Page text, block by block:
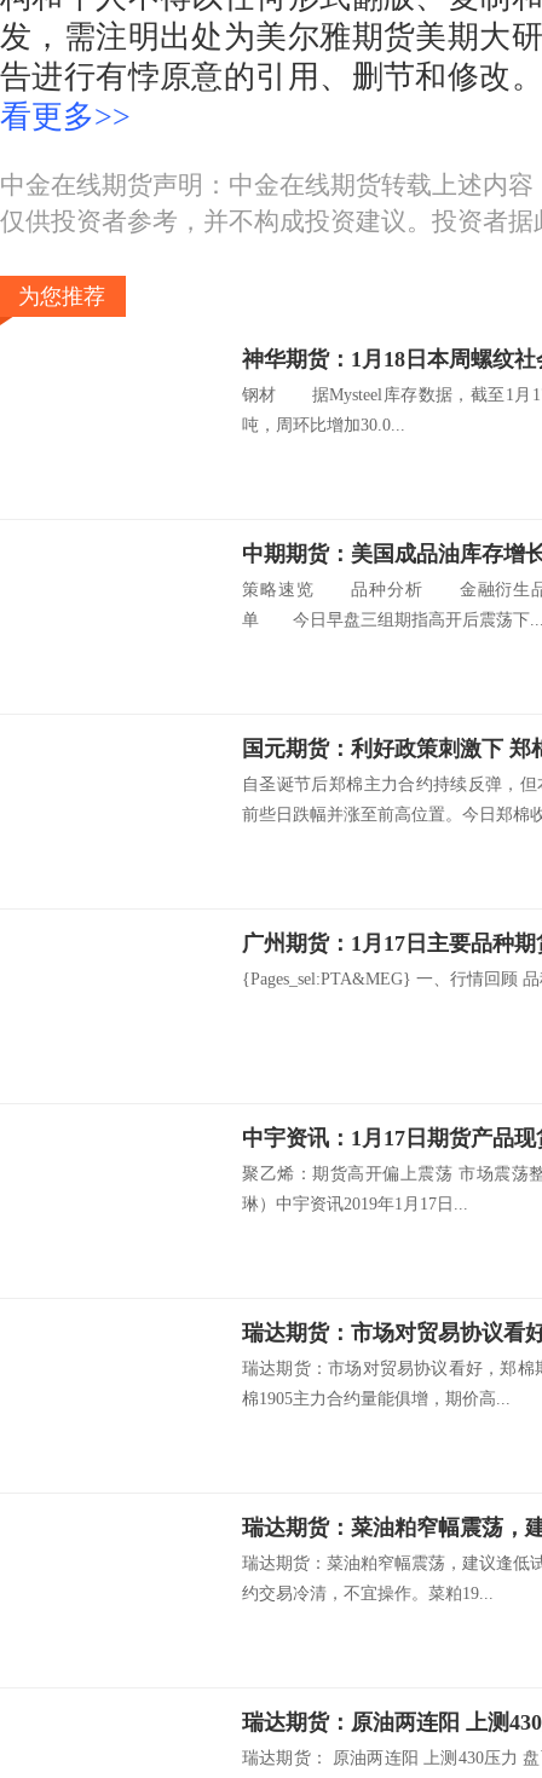
发，需注明出处为美尔雅期货美期大
告进行有悖原意的引用、删节和修改
看更多>>
中金在线期货声明：中金在线期货转载上述内
仅供投资者参考，并不构成投资建议。投资者
为您推荐
神华期货：1月18日本周螺纹社
钢材 据Mysteel库存数据，截至1月
吨，周环比增加30.0...
中期期货：美国成品油库存增
策略速览 品种分析 金融衍生
单 今日早盘三组期指高开后震荡下
国元期货：利好政策刺激下 郑
自圣诞节后郑棉主力合约持续反弹，
前些日跌幅并涨至前高位置。今日郑棉
广州期货：1月17日主要品种
{Pages_sel:PTA&MEG} 一、行情回顾
中宇资讯：1月17日期货产品
聚乙烯：期货高开偏上震荡 市场震荡
琳）中宇资讯2019年1月17日...
瑞达期货：市场对贸易协议看
瑞达期货：市场对贸易协议看好，郑
棉1905主力合约量能俱增，期价高...
瑞达期货：菜油粕窄幅震荡
瑞达期货：菜油粕窄幅震荡，建议逢低
约交易冷清，不宜操作。菜粕19...
瑞达期货：原油两连阳 上
瑞达期货： 原油两连阳 上测430压力